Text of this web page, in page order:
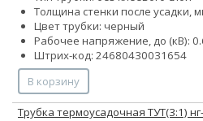
Толщина стенки после усадки,
Цвет трубки: черный
Рабочее напряжение, до (кВ):
Штрих-код: 24680430031654
В корзину
Трубка термоусадочная ТУТ(3:1)